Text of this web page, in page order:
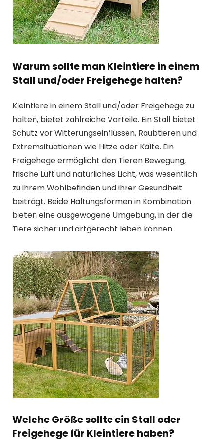
Warum sollte man Kleintiere in einem
Stall und/oder Freigehege halten?
Kleintiere in einem Stall und/oder Freigehege zu
halten, bietet zahlreiche Vorteile. Ein Stall bietet
Schutz vor Witterungseinflüssen, Raubtieren und
Extremsituationen wie Hitze oder Kälte. Ein
Freigehege ermöglicht den Tieren Bewegung,
frische Luft und natürliches Licht, was wesentlich
zu ihrem Wohlbefinden und ihrer Gesundheit
beiträgt. Beide Haltungsformen in Kombination
bieten eine ausgewogene Umgebung, in der die
Tiere sicher und artgerecht leben können.
Welche Größe sollte ein Stall oder
Freigehege für Kleintiere haben?